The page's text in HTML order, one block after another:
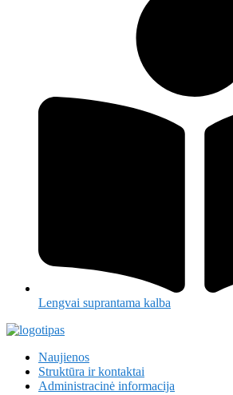
Lengvai suprantama kalba
Naujienos
Struktūra ir kontaktai
Administracinė informacija